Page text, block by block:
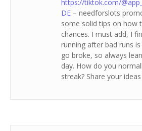
https://tiktok.com/
DE – needforslots
some solid tips on how
chances. I must add, I
running after bad runs
go broke, so always
day. How do you
streak? Share your